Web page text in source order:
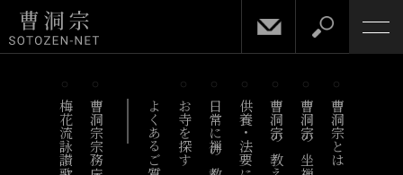
梅花流詠讃歌 よくあるご質問 お寺を探す 曹洞宗の坐禅 曹洞宗とは